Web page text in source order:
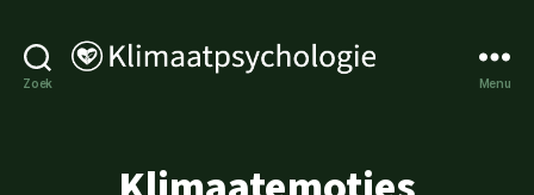
Zoek Menu